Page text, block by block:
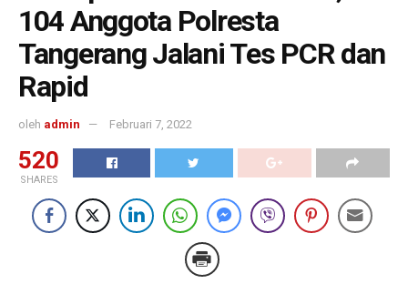
104 Anggota Polresta
Tangerang Jalani Tes PCR dan
Rapid
oleh admin Februari 7, 2022
520
SHARES